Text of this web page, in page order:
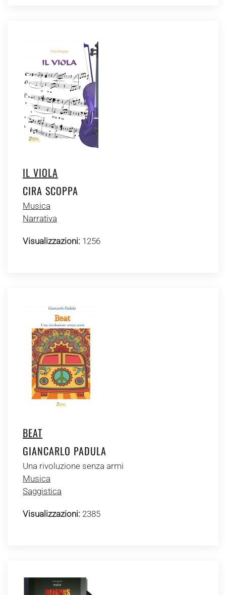
IL VIOLA
CIRA SCOPPA
Musica
Narrativa
Visualizzazioni: 1256
BEAT
GIANCARLO PADULA
Una rivoluzione senza armi
Musica
Saggistica
Visualizzazioni: 2385